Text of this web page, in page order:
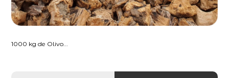
1000 kg de Olivo...